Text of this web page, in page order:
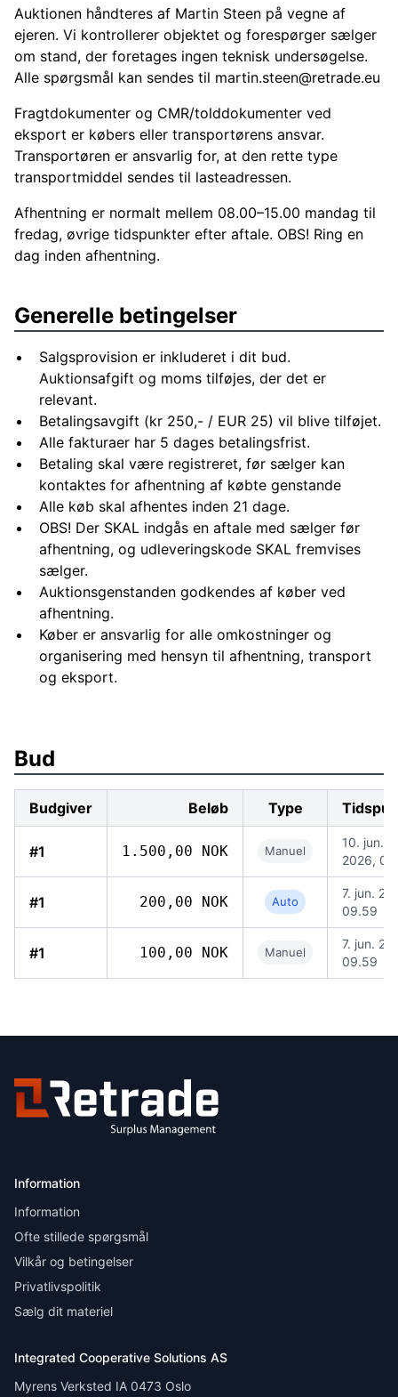
Auktionen håndteres af Martin Steen på vegne af
ejeren. Vi kontrollerer objektet og forespørger sælger
om stand, der foretages ingen teknisk undersøgelse.
Alle spørgsmål kan sendes til martin.steen@retrade.eu
Fragtdokumenter og CMR/tolddokumenter ved
eksport er købers eller transportørens ansvar.
Transportøren er ansvarlig for, at den rette type
transportmiddel sendes til lasteadressen.
Afhentning er normalt mellem 08.00–15.00 mandag til
fredag, øvrige tidspunkter efter aftale. OBS! Ring en
dag inden afhentning.
Generelle betingelser
Salgsprovision er inkluderet i dit bud.
Auktionsafgift og moms tilføjes, der det er
relevant.
Betalingsavgift (kr 250,- / EUR 25) vil blive tilføjet.
Alle fakturaer har 5 dages betalingsfrist.
Betaling skal være registreret, før sælger kan
kontaktes for afhentning af købte genstande
Alle køb skal afhentes inden 21 dage.
OBS! Der SKAL indgås en aftale med sælger før
afhentning, og udleveringskode SKAL fremvises
sælger.
Auktionsgenstanden godkendes af køber ved
afhentning.
Køber er ansvarlig for alle omkostninger og
organisering med hensyn til afhentning, transport
og eksport.
Bud
Budgiver Beløb Type
#1 1.500,00 NOK Manuel
10. jun.
2026,
#1 200,00 NOK Auto
7. jun.
09.59
#1 100,00 NOK Manuel
7. jun.
09.59
Information
Information
Ofte stillede spørgsmål
Vilkår og betingelser
Privatlivspolitik
Sælg dit materiel
Integrated Cooperative Solutions AS
Myrens Verksted IA 0473 Oslo